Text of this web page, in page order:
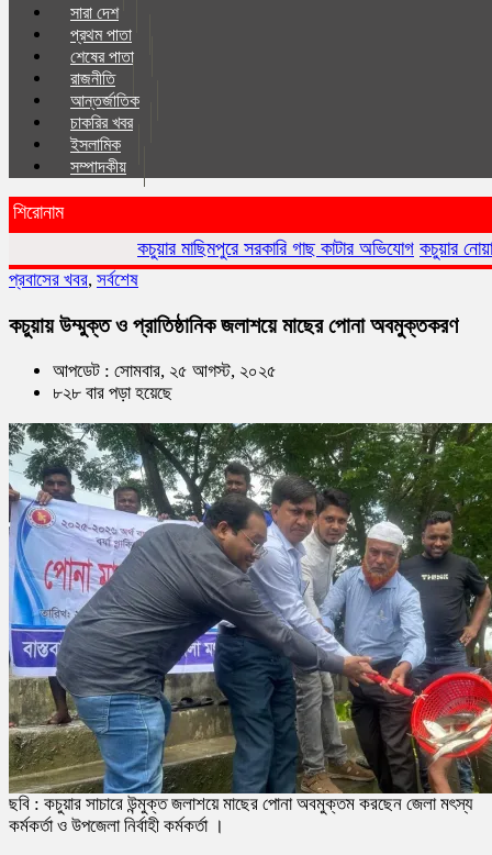
সারা দেশ
প্রথম পাতা
শেষের পাতা
রাজনীতি
আন্তর্জাতিক
চাকরির খবর
ইসলা‌মিক
সম্পাদকীয়
শিরোনাম
কচুয়ার মাছিমপুরে সরকারি গাছ কাটার অভিযোগ কচুয়ার নোয়াগাঁওয়ে জোরপূর্বক
প্রবাসের খবর, সর্বশেষ
কচুয়ায় উম্মুক্ত ও প্রাতিষ্ঠানিক জলাশয়ে মাছের পোনা অবমুক্তকরণ
আপডেট : সোমবার, ২৫ আগস্ট, ২০২৫
৮২৮ বার পড়া হয়েছে
ছবি : কচুয়ার সাচারে উন্মুক্ত জলাশয়ে মাছের পোনা অবমুক্তম করছেন জেলা মৎস্য
কর্মকর্তা ও উপজেলা নির্বাহী কর্মকর্তা ।